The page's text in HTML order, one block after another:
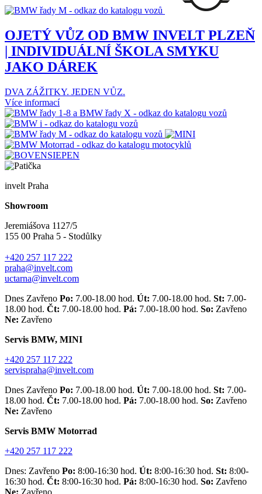
OJETÝ VŮZ OD BMW INVELT PLZEŇ
| INDIVIDUÁLNÍ ŠKOLA SMYKU
JAKO DÁREK
DVA ZÁŽITKY. JEDEN VŮZ.
Více informací
invelt Praha
Showroom
Jeremiášova 1127/5
155 00 Praha 5 - Stodůlky
+420 257 117 222
praha@invelt.com
uctarna@invelt.com
Dnes Zavřeno Po: 7.00-18.00 hod. Út: 7.00-18.00 hod. St: 7.00-
18.00 hod. Čt: 7.00-18.00 hod. Pá: 7.00-18.00 hod. So: Zavřeno
Ne: Zavřeno
Servis BMW, MINI
+420 257 117 222
servispraha@invelt.com
Dnes Zavřeno Po: 7.00-18.00 hod. Út: 7.00-18.00 hod. St: 7.00-
18.00 hod. Čt: 7.00-18.00 hod. Pá: 7.00-18.00 hod. So: Zavřeno
Ne: Zavřeno
Servis BMW Motorrad
+420 257 117 222
Dnes: Zavřeno Po: 8:00-16:30 hod. Út: 8:00-16:30 hod. St: 8:00-
16:30 hod. Čt: 8:00-16:30 hod. Pá: 8:00-16:30 hod. So: Zavřeno
Ne: Zavřeno